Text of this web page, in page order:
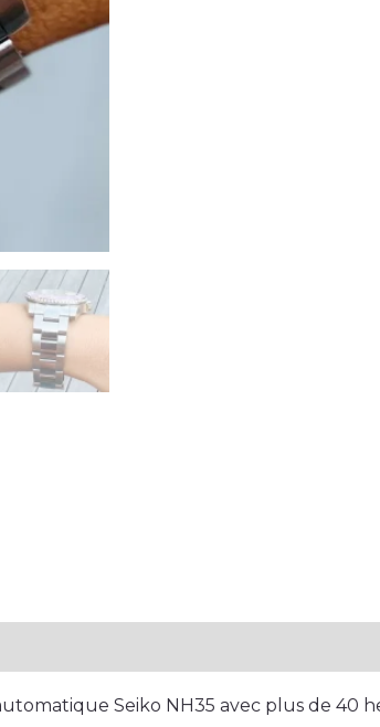
Seiko NH35 avec plus de 40